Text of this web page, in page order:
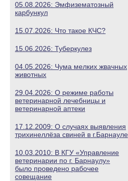
05.08.2026: Эмфизематозный
карбункул
15.07.2026: Что такое КЧС?
15.06.2026: Туберкулез
04.05.2026: Чума мелких жвачных
животных
29.04.2026: О режиме работы
ветеринарной лечебницы и
ветеринарной аптеки
17.12.2009: О случаях выявления
трихинеллёза свиней в г.Барнауле
10.03.2010: В КГУ «Управление
ветеринарии по г. Барнаулу»
было проведено рабочее
совещание